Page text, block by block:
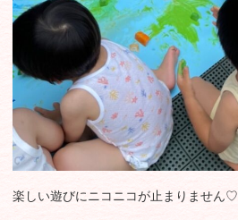
楽しい遊びにニコニコが止まりません♡